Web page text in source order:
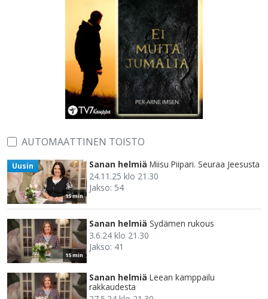
AUTOMAATTINEN TOISTO
15 min
Uusin Sanan helmiä Miisu Piipari. Seuraa Jeesusta
24.11.25 klo 21.30
Jakso: 54
15 min
Sanan helmiä Sydämen rukous
3.6.24 klo 21.30
Jakso: 41
Sanan helmiä Leean kamppailu
rakkaudesta